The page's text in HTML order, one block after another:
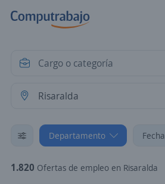
Departamento Fecha
1.820 Ofertas de empleo en Risaralda